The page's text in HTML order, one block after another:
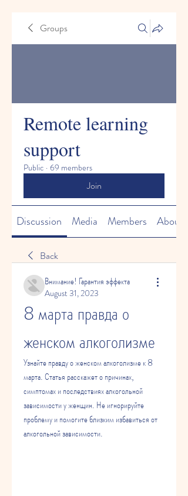
Groups
Remote learning
support
Public · 69 members
Join
Discussion Media Members About
Back
Внимание! Гарантия эффекта
August 31, 2023
8 марта правда о
женском алкоголизме
Узнайте правду о женском алкоголизме к 8
марта. Статья расскажет о причинах,
симптомах и последствиях алкогольной
зависимости у женщин. Не игнорируйте
проблему и помогите близким избавиться от
алкогольной зависимости.